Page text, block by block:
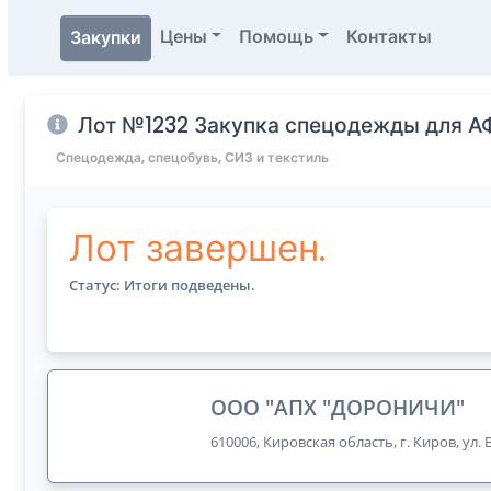
Закупки Цены Помощь Контакты
Лот №1232 Закупка спецодежды для
Спецодежда, спецобувь, СИЗ и текстиль
Лот завершен.
Статус: Итоги подведены.
ООО "АПХ "ДОРОНИЧИ"
610006, Кировская область, г. Киров,